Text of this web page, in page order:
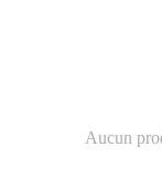
Aucun